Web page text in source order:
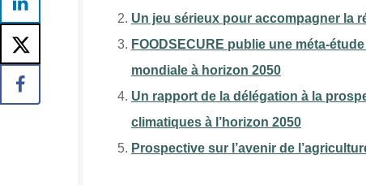
Un jeu sérieux pour accompagner la
FOODSECURE publie une méta-
mondiale à horizon 2050
Un rapport de la délégation à la
climatiques à l’horizon 2050
Prospective sur l’avenir de